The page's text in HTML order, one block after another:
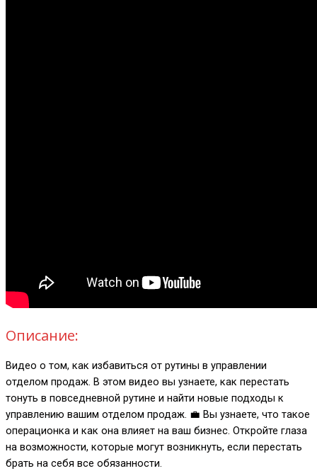
Описание:
Видео о том, как избавиться от рутины в управлении
отделом продаж. В этом видео вы узнаете, как перестать
тонуть в повседневной рутине и найти новые подходы к
управлению вашим отделом продаж. 💼 Вы узнаете, что такое
операционка и как она влияет на ваш бизнес. Откройте глаза
на возможности, которые могут возникнуть, если перестать
брать на себя все обязанности.